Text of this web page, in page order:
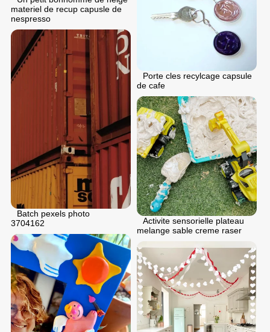
materiel de recup capusle de
nespresso
Porte cles recylcage capsule
de cafe
Batch pexels photo
3704162
Activite sensorielle plateau
melange sable creme raser